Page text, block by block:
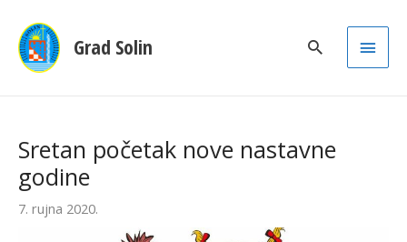
Grad Solin
Main
Sretan početak nove nastavne
godine
7. rujna 2020.